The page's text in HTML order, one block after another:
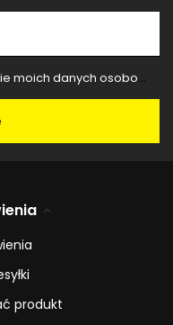
newslettera z informacją handlową (marketing). Więcej w
produkt